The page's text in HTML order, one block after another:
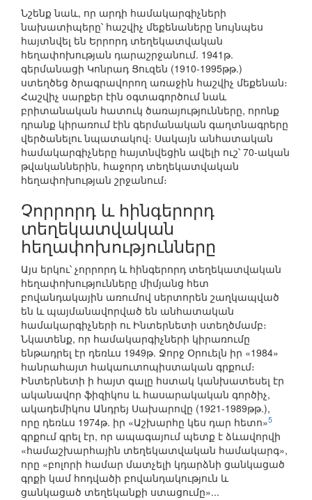
Նշենք նաև, որ արդի համակարգիչների
նախատիպերը՝ հաշվիչ մեքենաները նույնպես
հայտնվել են Երրորդ տեղեկատվական
հեղափոխության դարաշրջանում. 1941թ.
գերմանացի Կոնրադ Ցուզեն (1910-1995թթ.)
ստեղծեց ծրագրավորող առաջին հաշվիչ մեքենան։
Հաշվիչ սարքեր էին օգտագործում նաև
բրիտանական հատուկ ծառայությունները, որոնք
դրանք կիրառում էին գերմանական գաղտնագրերը
վերծանելու նպատակով։ Սակայն անհատական
համակարգիչները հայտնվեցին ավելի ուշ՝ 70-ական
թվականներին, հաջորդ տեղեկատվական
հեղափոխության շրջանում։
Չորրորդ և հինգերորդ
տեղեկատվական
հեղափոխությունները
Այս երկու՝ չորրորդ և հինգերորդ տեղեկատվական
հեղափոխությունները միմյանց հետ
բովանդակային առումով սերտորեն շաղկապված
են և պայմանավորված են անհատական
համակարգիչների ու Ինտերնետի ստեղծմամբ։
Նկատենք, որ համակարգիչների կիրառումը
ենթադրել էր դեռևս 1949թ. Ջորջ Օրուելն իր «1984»
հանրահայտ հակաուտոպիստական գրքում։
Ինտերնետի ի հայտ գալը հստակ կանխատեսել էր
ականավոր ֆիզիկոս և հասարակական գործիչ,
ակադեմիկոս Անդրեյ Սախարովը (1921-1989թթ.),
որը դեռևս 1974թ. իր «Աշխարհը կես դար հետո»5
գրքում գրել էր, որ ապագայում պետք է ձևավորվի
«համաշխարհային տեղեկատվական համակարգ»,
որը «բոլորի համար մատչելի կդարձնի ցանկացած
գրքի կամ հոդվածի բովանդակություն և
ցանկացած տեղեկանքի ստացումը»...